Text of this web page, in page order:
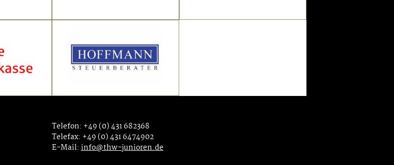
Telefon: +49 (0) 431 682368
Telefax: +49 (0) 431 6474902
E-Mail: info@thw-junioren.de